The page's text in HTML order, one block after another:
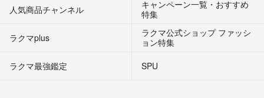
人気商品チャンネル
キャンペーン一覧・おすすめ
特集
ラクマplus
ラクマ公式ショップ ファッシ
ョン特集
ラクマ最強鑑定
SPU